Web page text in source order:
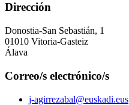
Dirección
Donostia-San Sebastián, 1
01010 Vitoria-Gasteiz
Álava
Correo/s electrónico/s
j-agirrezabal@euskadi.eus